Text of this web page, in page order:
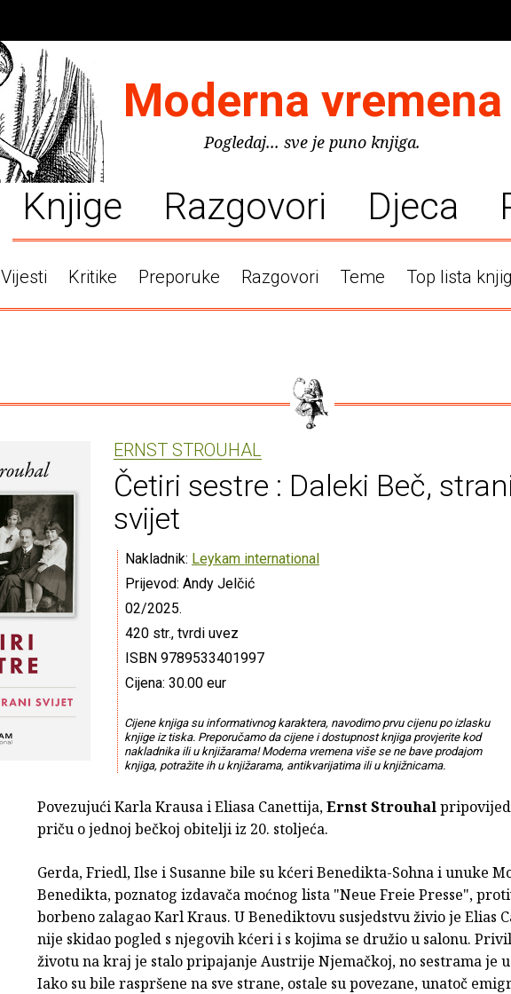
Moderna vremena
Pogledaj... sve je puno knjiga.
Knjige Razgovori Djeca
Vijesti Kritike Preporuke Razgovori Teme Top lista
ERNST STROUHAL
Četiri sestre : Daleki Beč,
svijet
Nakladnik: Leykam international
Prijevod: Andy Jelčić
02/2025.
420 str., tvrdi uvez
ISBN 9789533401997
Cijena: 30.00 eur
Cijene knjiga su informativnog karaktera, navodimo prvu cijenu po izlasku
knjige iz tiska. Preporučamo da cijene i dostupnost knjiga provjerite kod
nakladnika ili u knjižarama! Moderna vremena više se ne bave prodajom
knjiga, potražite ih u knjižarama, antikvarijatima ili u knjižnicama.
Povezujući Karla Krausa i Eliasa Canettija,Ernst Strouhal
priču o jednoj bečkoj obitelji iz 20. stoljeća.
Gerda, Friedl, Ilse i Susanne bile su kćeri Benedikta-Sohna i unuke
Benedikta, poznatog izdavača moćnog lista "Neue Freie Presse",
borbeno zalagao Karl Kraus. U Benediktovu susjedstvu živio je Elias
nije skidao pogled s njegovih kćeri i s kojima se družio u salonu.
životu na kraj je stalo pripajanje Austrije Njemačkoj, no sestrama je
Iako su bile raspršene na sve strane, ostale su povezane, unatoč